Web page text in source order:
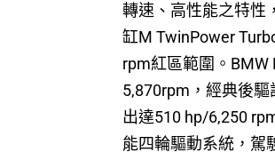
轉速、高性能之特性
缸M TwinPower
rpm紅區範圍。
5,870rpm，經典後
出達510 hp/6,250
能四輪驅動系統，駕